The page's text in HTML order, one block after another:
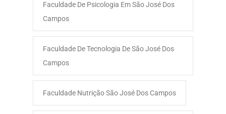
Faculdade De Psicologia Em São José Dos
Campos
Faculdade De Tecnologia De São José Dos
Campos
Faculdade Nutrição São José Dos Campos